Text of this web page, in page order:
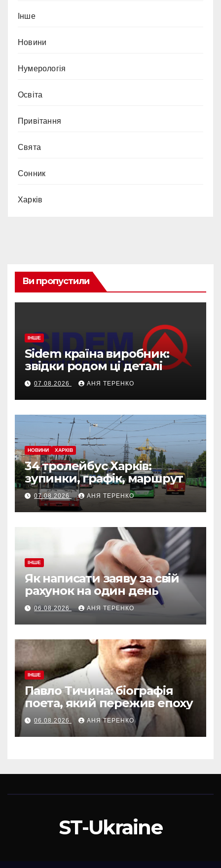
Інше
Новини
Нумерологія
Освіта
Привітання
Свята
Сонник
Харків
Ви пропустили
ІНШЕ
Sidem країна виробник:
звідки родом ці деталі
07.08.2026 АНЯ ТЕРЕНКО
НОВИНИ ХАРКІВ
34 тролейбус Харків:
зупинки, графік, маршрут
07.08.2026 АНЯ ТЕРЕНКО
ІНШЕ
Як написати заяву за свій
рахунок на один день
06.08.2026 АНЯ ТЕРЕНКО
ІНШЕ
Павло Тичина: біографія
поета, який пережив епоху
06.08.2026 АНЯ ТЕРЕНКО
ST-Ukraine